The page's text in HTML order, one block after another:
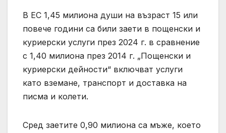
В ЕС 1,45 милиона души на възраст 15 или
повече години са били заети в пощенски и
куриерски услуги през 2024 г. в сравнение
с 1,40 милиона през 2014 г. „Пощенски и
куриерски дейности“ включват услуги
като вземане, транспорт и доставка на
писма и колети.
Сред заетите 0,90 милиона са мъже, което